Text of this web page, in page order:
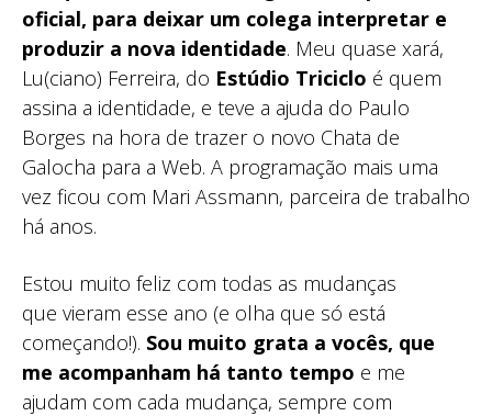
oficial, para deixar um colega interpretar e
produzir a nova identidade. Meu quase xará,
Lu(ciano) Ferreira, do Estúdio Triciclo é quem
assina a identidade, e teve a ajuda do Paulo
Borges na hora de trazer o novo Chata de
Galocha para a Web. A programação mais uma
vez ficou com Mari Assmann, parceira de trabalho
há anos.
Estou muito feliz com todas as mudanças
que vieram esse ano (e olha que só está
começando!). Sou muito grata a vocês, que
me acompanham há tanto tempo e me
ajudam com cada mudança, sempre com